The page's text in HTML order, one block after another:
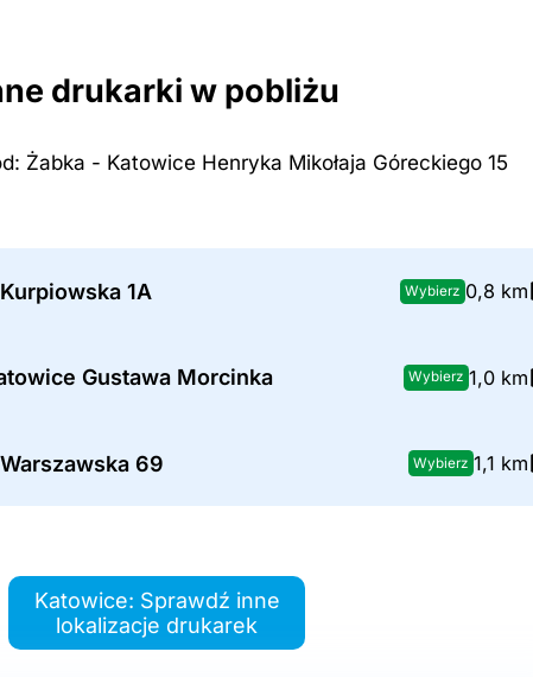
drukarki w pobliżu
Żabka - Katowice Henryka Mikołaja Góreckiego 15
1A Wybierz 0,8 km
Gustawa Morcinka Wybierz 1,0 km
69 Wybierz 1,1 km
Katowice: Sprawdź inne
lokalizacje drukarek